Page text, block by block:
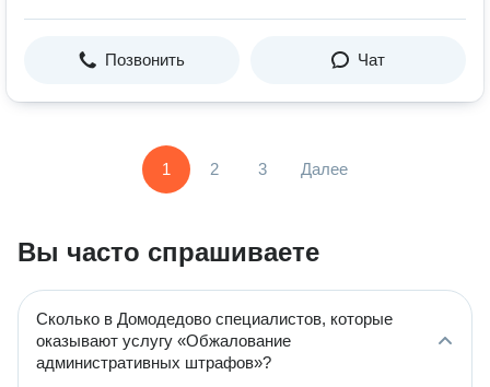
Позвонить Чат
1 2 3 Далее
Вы часто спрашиваете
Сколько в Домодедово специалистов, которые
оказывают услугу «Обжалование
административных штрафов»?